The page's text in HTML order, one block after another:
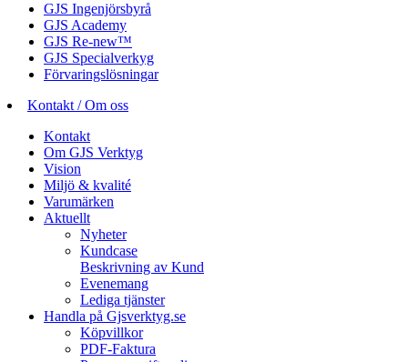
GJS Ingenjörsbyrå
GJS Academy
GJS Re-new™
GJS Specialverkyg
Förvaringslösningar
Kontakt / Om oss
Kontakt
Om GJS Verktyg
Vision
Miljö & kvalité
Varumärken
Aktuellt
Nyheter
Kundcase
Beskrivning av Kund
Evenemang
Lediga tjänster
Handla på Gjsverktyg.se
Köpvillkor
PDF-Faktura